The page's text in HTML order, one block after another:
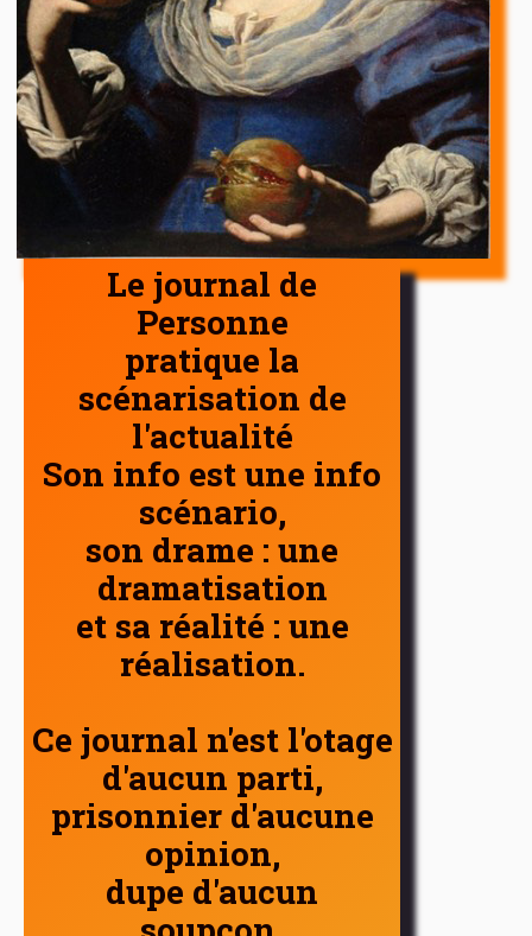
Le journal de
Personne
pratique la
scénarisation de
l'actualité
Son info est une info
scénario,
son drame : une
dramatisation
et sa réalité : une
réalisation.
Ce journal n'est l'otage
d'aucun parti,
prisonnier d'aucune
opinion,
dupe d'aucun